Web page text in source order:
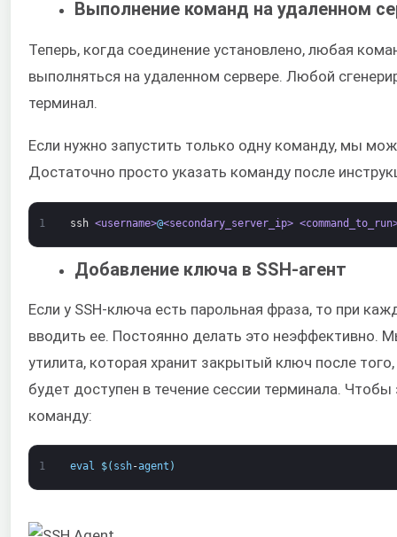
Выполнение команд на удаленном
Теперь, когда соединение установлено, любая
выполняться на удаленном сервере. Любой
терминал.
Если нужно запустить только одну команду, мы
Достаточно просто указать команду после
1 ssh <username>@<secondary_server_ip>
Добавление ключа в SSH-агент
Если у SSH-ключа есть парольная фраза, то при
вводить ее. Постоянно делать это неэффективно.
утилита, которая хранит закрытый ключ после
будет доступен в течение сессии терминала.
команду:
1 eval $( ssh-agent )